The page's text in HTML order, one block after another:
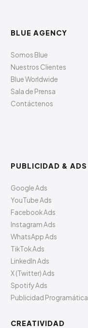
BLUE AGENCY
Somos Blue
Nuestros Clientes
Blue Worldwide
Sala de Prensa
Contáctenos
PUBLICIDAD & ADS
Google Ads
YouTube Ads
Facebook Ads
Instagram Ads
WhatsApp Ads
TikTok Ads
LinkedIn Ads
X (Twitter) Ads
Spotify Ads
Publicidad Programática
CREATIVIDAD